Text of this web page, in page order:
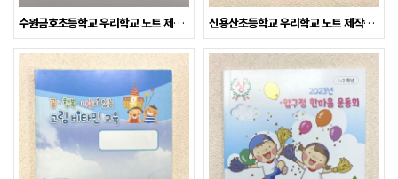
수원금호초등학교 우리학교 노트 제작사례 신용산초등학교 우리학교 노트 제작사례